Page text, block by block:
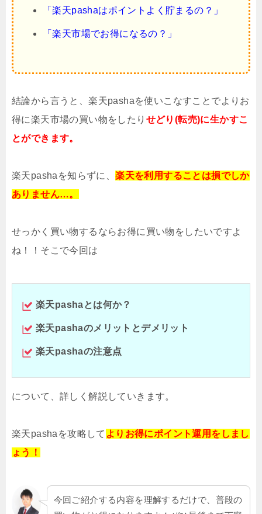
「楽天pashaはポイントよく貯まるの？」
「楽天市場でお得になるの？」
結論から言うと、楽天pashaを使いこなすことでよりお
得に楽天市場の買い物をしたり せどり(転売)に生かすこ
とができます。
楽天pashaを知らずに、楽天を利用することは損でしか
ありません…。
せっかく買い物するならお得に買い物をしたいですよ
ね！！そこで今回は
楽天pashaとは何か？
楽天pashaのメリットとデメリット
楽天pashaの注意点
について、詳しく解説していきます。
楽天pashaを攻略して よりお得にポイント運用をしまし
ょう！
今回ご紹介する内容を理解するだけで、普段の